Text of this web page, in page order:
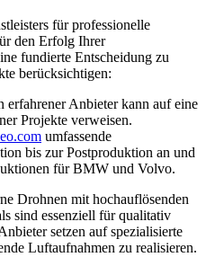
für professionelle
den Erfolg Ihrer
fundierte Entscheidung zu
berücksichtigen:
erfahrener Anbieter kann auf eine
Projekte verweisen.
umfassende
bis zur Postproduktion an und
für BMW und Volvo.
Drohnen mit hochauflösenden
sind essenziell für qualitativ
setzen auf spezialisierte
Luftaufnahmen zu realisieren.